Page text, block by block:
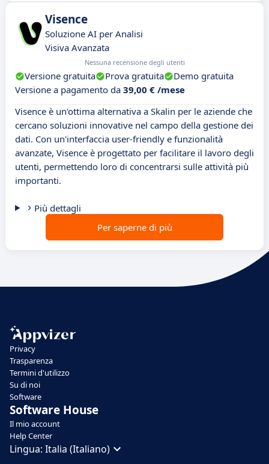
Visence
Soluzione AI per Analisi
Visiva Avanzata
Nessuna recensione degli utenti
Versione gratuita Prova gratuita
Demo gratuita
Versione a pagamento da 39,00 € /mese
Visence è un'ottima alternativa a Skalin per le aziende che
cercano soluzioni innovative nel campo della gestione dei
dati. Con un'interfaccia user-friendly e funzionalità
avanzate, Visence è progettato per facilitare il lavoro degli
utenti, permettendo loro di concentrarsi sulle attività più
importanti.
Più dettagli
Per saperne di più
Privacy
Trasparenza
Termini d'utilizzo
Su di noi
Software
Software House
Il mio account
Help Center
Lingua: Italia (Italiano)